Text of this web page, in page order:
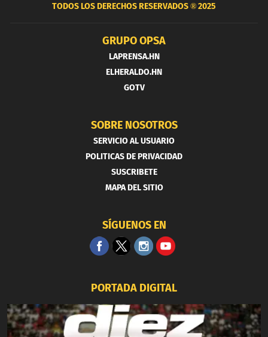
TODOS LOS DERECHOS RESERVADOS ®2025
GRUPO OPSA
LAPRENSA.HN
ELHERALDO.HN
GOTV
SOBRE NOSOTROS
SERVICIO AL USUARIO
POLITICAS DE PRIVACIDAD
SUSCRIBETE
MAPA DEL SITIO
SÍGUENOS EN
PORTADA DIGITAL